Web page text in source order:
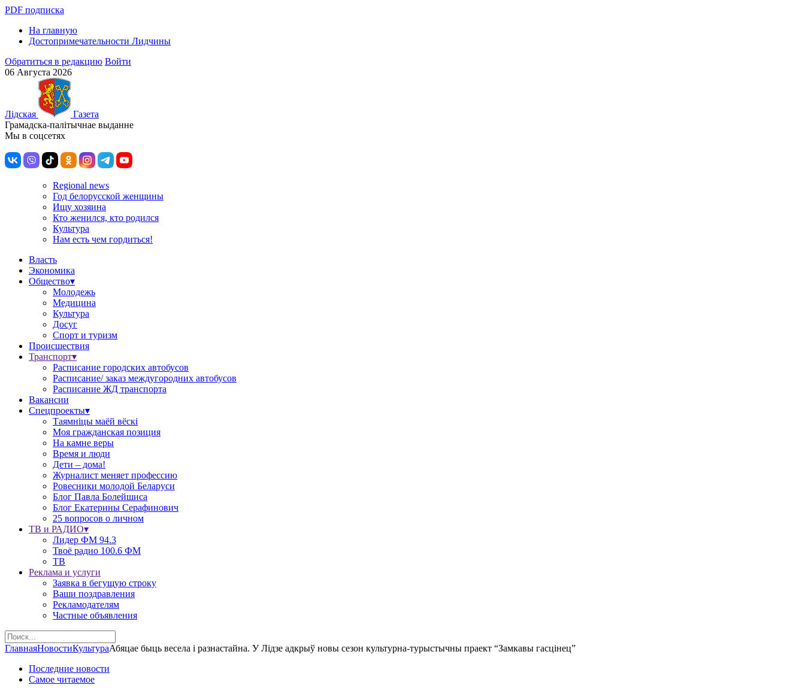
PDF подписка
На главную
Достопримечательности Лидчины
Обратиться в редакцию Войти
06 Августа 2026
Лiдская
Газета
Грамадска-палiтычнае выданне
Мы в соцсетях
Regional news
Год белорусской женщины
Ищу хозяина
Кто женился, кто родился
Культура
Нам есть чем гордиться!
Власть
Экономика
Общество▾
Молодежь
Медицина
Культура
Досуг
Спорт и туризм
Происшествия
Транспорт▾
Расписание городских автобусов
Расписание/ заказ междугородних автобусов
Расписание ЖД транспорта
Вакансии
Спецпроекты▾
Таямніцы маёй вёскі
Моя гражданская позиция
На камне веры
Время и люди
Дети – дома!
Журналист меняет профессию
Ровесники молодой Беларуси
Блог Павла Болейшиса
Блог Екатерины Серафинович
25 вопросов о личном
ТВ и РАДИО▾
Лидер ФМ 94.3
Твоё радио 100.6 ФМ
ТВ
Реклама и услуги
Заявка в бегущую строку
Ваши поздравления
Рекламодателям
Частные объявления
ГлавнаяНовостиКультураАбяцае быць весела і разнастайна. У Лідзе адкрыў новы сезон культурна-турыстычны праект “Замкавы гасцінец”
Последние новости
Самое читаемое